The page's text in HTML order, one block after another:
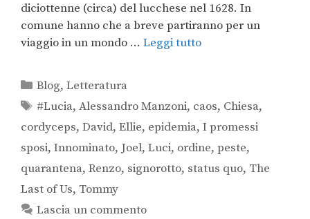
diciottenne (circa) del lucchese nel 1628. In
comune hanno che a breve partiranno per un
viaggio in un mondo … Leggi tutto
Blog,Letteratura
#Lucia,Alessandro Manzoni, caos, Chiesa,
cordyceps, David, Ellie, epidemia, I promessi
sposi, Innominato,Joel, Luci, ordine, peste,
quarantena, Renzo, signorotto, status quo, The
Last of Us, Tommy
Lascia un commento